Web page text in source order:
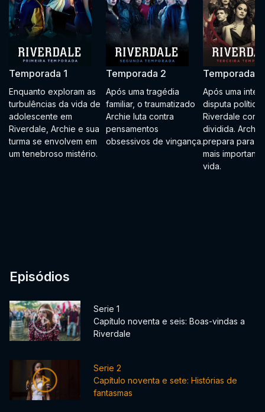
Temporada 1
Enquanto exploram as
turbulências da vida de
adolescente em
Riverdale, Archie e sua
turma se envolvem em
um tenebroso mistério.
Temporada 2
Após uma tragédia
familiar, o traumatizado
Archie luta contra
pensamentos
obsessivos de vingança.
Temporada 3
Após uma
disputa política,
Riverdale
dividida. Archie
prepara para a
mais
vida.
Episódios
Serie 1
Capítulo noventa e seis: Boas-vindas a
Riverdale
Serie 2
Capítulo noventa e sete: Histórias de
fantasmas